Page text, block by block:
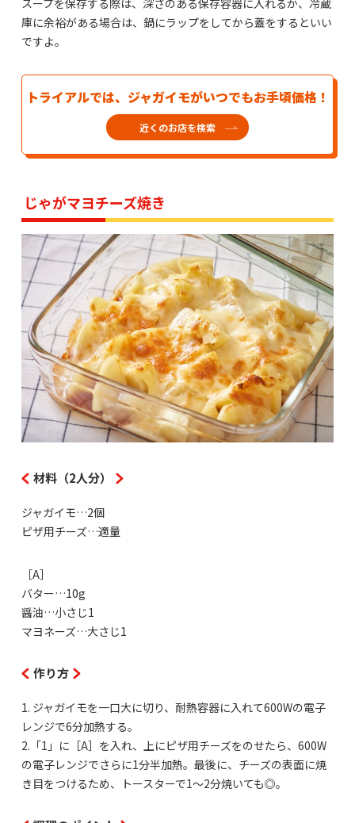
スープを保存する際は、深さのある保存容器に入れるか、冷蔵
庫に余裕がある場合は、鍋にラップをしてから蓋をするといい
ですよ。
トライアルでは、ジャガイモがいつでもお手頃価格！
近くのお店を検索
じゃがマヨチーズ焼き
材料（2人分）
ジャガイモ…2個
ピザ用チーズ…適量
［A］
バター…10g
醤油…小さじ1
マヨネーズ…大さじ1
作り方
1. ジャガイモを一口大に切り、耐熱容器に入れて600Wの電子
レンジで6分加熱する。
2.「1」に［A］を入れ、上にピザ用チーズをのせたら、600W
の電子レンジでさらに1分半加熱。最後に、チーズの表面に焼
き目をつけるため、トースターで1～2分焼いても◎。